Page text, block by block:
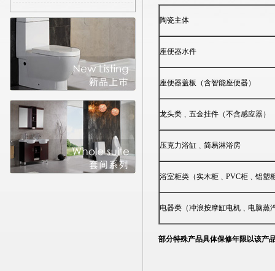
陶瓷主体
座便器水件
座便器盖板（含智能座便器）
龙头类﹑五金挂件（不含感应器）
压克力浴缸﹑简易淋浴房
浴室柜类（实木柜﹑PVC柜﹑铝塑
电器类（冲浪按摩缸电机﹑电脑蒸
部分特殊产品具体保修年限以该产